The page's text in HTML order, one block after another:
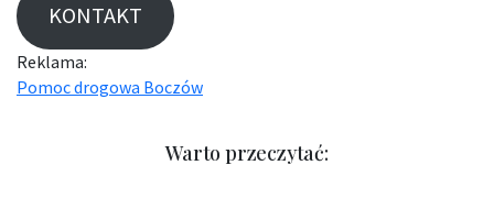
KONTAKT
Reklama:
Pomoc drogowa Boczów
Warto przeczytać: